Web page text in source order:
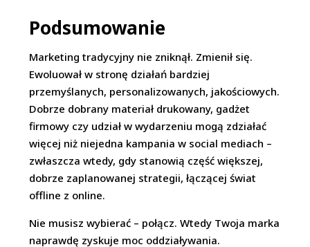
Podsumowanie
Marketing tradycyjny nie zniknął. Zmienił się.
Ewoluował w stronę działań bardziej
przemyślanych, personalizowanych, jakościowych.
Dobrze dobrany materiał drukowany, gadżet
firmowy czy udział w wydarzeniu mogą zdziałać
więcej niż niejedna kampania w social mediach –
zwłaszcza wtedy, gdy stanowią część większej,
dobrze zaplanowanej strategii, łączącej świat
offline z online.
Nie musisz wybierać – połącz. Wtedy Twoja marka
naprawdę zyskuje moc oddziaływania.